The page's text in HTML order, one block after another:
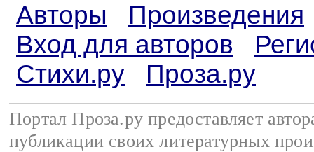
Авторы
Произведения
Вход для авторов
Стихи.ру
Проза.ру
Портал Проза.ру предоставляет
публикации своих литературных